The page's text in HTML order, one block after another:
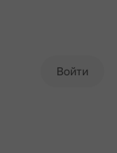
Войти